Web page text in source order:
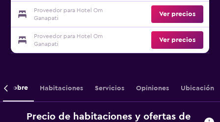
Proveedor para Hotel Om
Ganapati
Ver precios
Proveedor para Hotel Om
Ganapati
Ver precios
Sobre Habitaciones Servicios Opiniones Ubicación
Precio de habitaciones y ofertas de